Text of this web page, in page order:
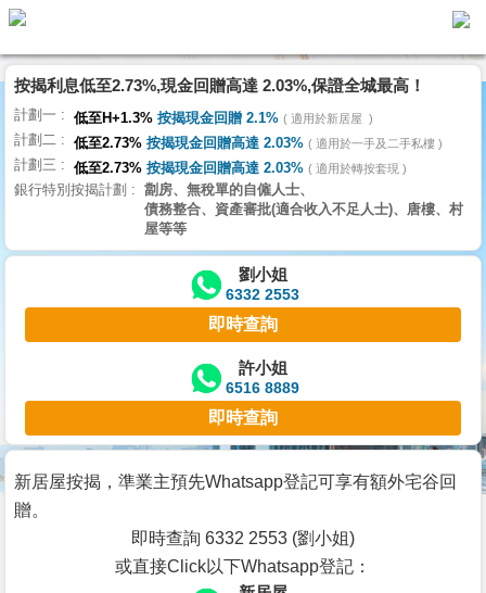
代
理
主
頁
搵
樓/
交
業
主
宅
谷
按
按揭利息低至2.73%,現金回贈高達 2.03%,保證全城最高！
計劃一 低至H+1.3% 按揭現金回贈 2.1% 適用於新居屋
計劃二 低至2.73% 按揭現金回贈高達 2.03% 適用於一手及二手私樓
計劃三 低至2.73% 按揭現金回贈高達 2.03% 適用於轉按套現
銀行特別按揭計劃
劏房、無稅單的自僱人士、
債務整合、資產審批(適合收入不足人士)、唐樓、村
屋等等
劉小姐
6332 2553
即時查詢
許小姐
6516 8889
即時查詢
新居屋按揭，準業主預先Whatsapp登記可享有額外宅谷回
贈。
即時查詢 6332 2553 (劉小姐)
或直接Click以下Whatsapp登記：